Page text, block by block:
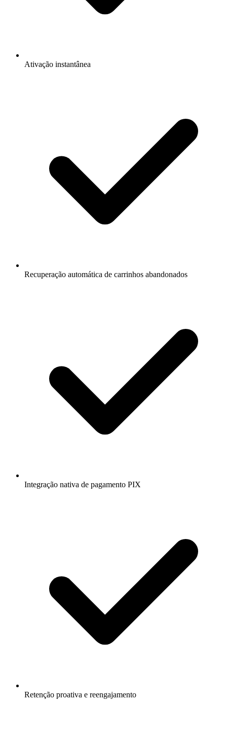
Ativação instantânea
Recuperação automática de carrinhos abandonados
Integração nativa de pagamento PIX
Retenção proativa e reengajamento